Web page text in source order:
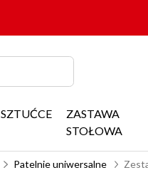
SZTUĆCE
ZASTAWA
STOŁOWA
Patelnie uniwersalne